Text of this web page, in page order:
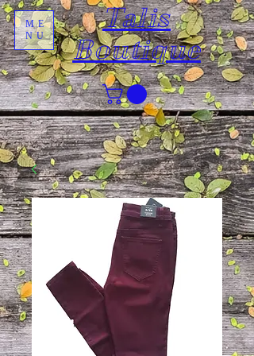
Talis
Boutique
ME
NU